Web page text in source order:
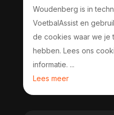
Woudenberg is in
VoetbalAssist en
de cookies waar we je
hebben. Lees ons
informatie. ...
Lees meer